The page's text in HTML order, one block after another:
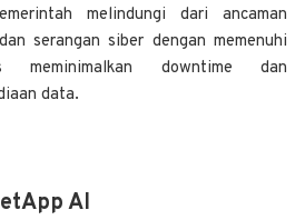
melindungi dari ancaman
serangan siber dengan memenuhi
meminimalkan downtime dan
data.
AI